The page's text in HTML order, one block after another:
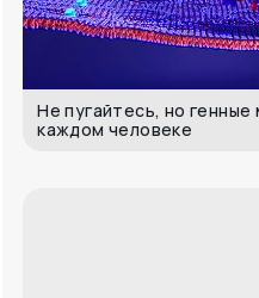
Не пугайтесь, но
каждом человеке